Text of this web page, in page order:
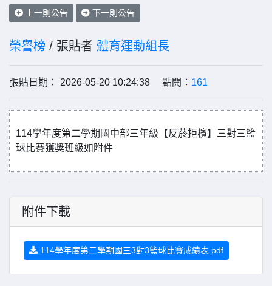
上一則公告 下一則公告
榮譽榜 / 張貼者 體育運動組長
張貼日期： 2026-05-20 10:24:38 點閱： 161
114學年度第二學期國中部三年級【反菸拒檳】三對三籃
球比賽獲獎班級如附件
附件下載
114學年度第二學期國三3對3籃球比賽成績表.pdf